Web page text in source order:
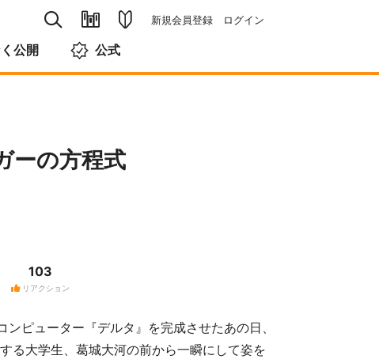
新規会員登録 ログイン
公開 公式
ーの方程式
リアクション
103
ピューター『デルタ』を完成させたあの日、
る大学生、葛城大河の前から一瞬にして姿を